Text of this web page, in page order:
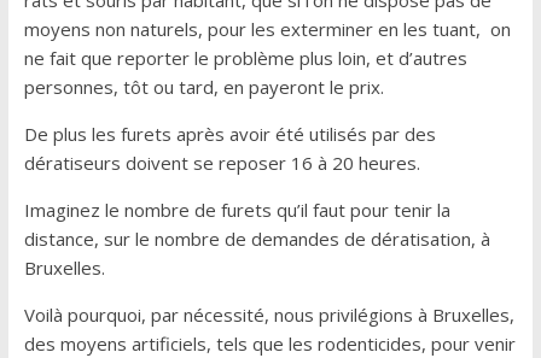
moyens non naturels, pour les exterminer en les tuant, on
ne fait que reporter le problème plus loin, et d’autres
personnes, tôt ou tard, en payeront le prix.
De plus les furets après avoir été utilisés par des
dératiseurs doivent se reposer 16 à 20 heures.
Imaginez le nombre de furets qu’il faut pour tenir la
distance, sur le nombre de demandes de dératisation, à
Bruxelles.
Voilà pourquoi, par nécessité, nous privilégions à Bruxelles,
des moyens artificiels, tels que les rodenticides, pour venir